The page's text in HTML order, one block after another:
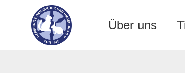
Über uns